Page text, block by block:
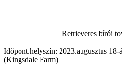
Retrieveres bírói
Időpont,helyszín: 2023.augusztus 18-
(Kingsdale Farm)